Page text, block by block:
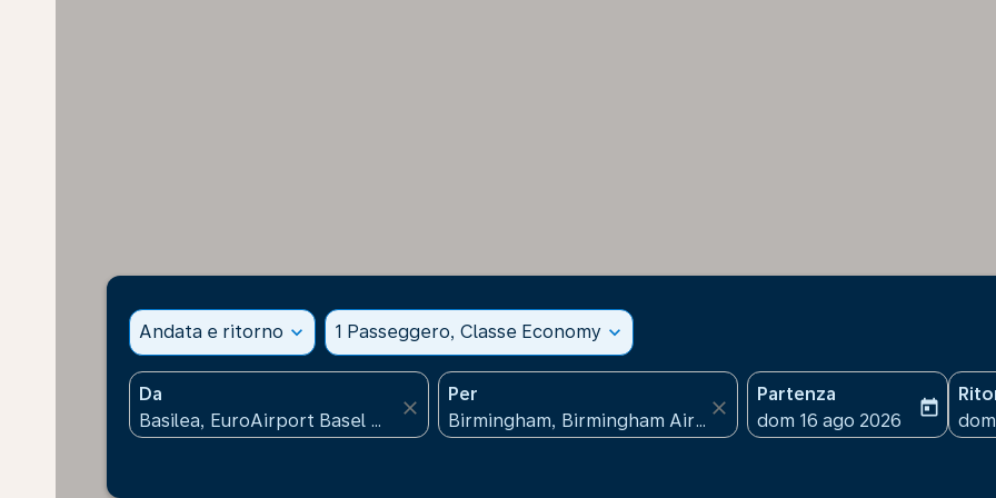
Andata e ritorno expand_more 1 Passeggero, Classe Economy expand_more
Da
close
Per
close
Partenza
fc-booking-departure-
dom 16 ago 2026
today
fc-